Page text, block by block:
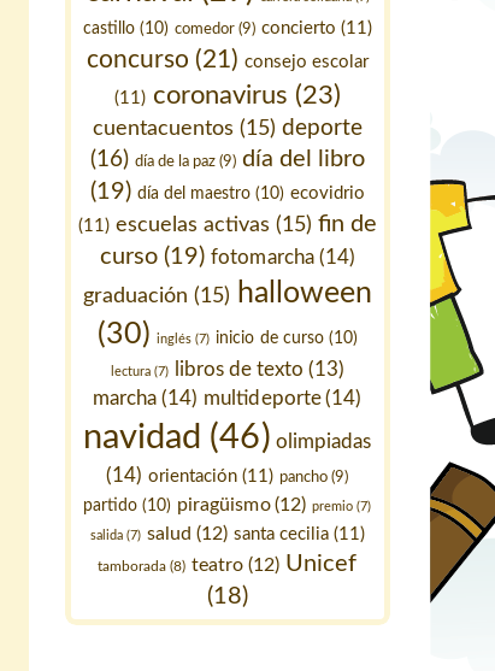
castillo (10) comedor (9) concierto (11)
concurso (21) consejo escolar
(11) coronavirus (23)
cuentacuentos (15) deporte
(16) día de la paz (9) día del libro
(19) día del maestro (10) ecovidrio
(11) escuelas activas (15) fin de
curso (19) fotomarcha(14)
graduación (15)
halloween
(30) inglés (7) inicio de curso(10)
lectura (7) libros de texto (13)
marcha (14) multideporte(14)
navidad (46) olimpiadas
(14) orientación (11) pancho (9)
partido (10) piragüismo(12) premio (7)
salida (7) salud (12) santa cecilia (11)
tamborada (8) teatro (12) Unicef
(18)